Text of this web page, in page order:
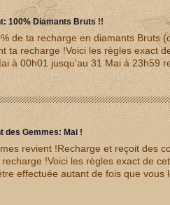
100% Diamants Bruts !!
de ta recharge en diamants Bruts
ta recharge !Voici les règles exact
à 00h01 jusqu'au 31 Mai à 23h59
Bruts (qui ne compte pas dans le
400, 200 et 4000 à 10h15, je
pas en recharge) le lendemain
que l'événement est pris en
des Gemmes: Mai !
revient !Recharge et reçoit des
!Voici les règles exact de
effectuée autant de fois que vous
uniques et non cumulatives.2000
Niv.7 + 3 Gemmes Agi